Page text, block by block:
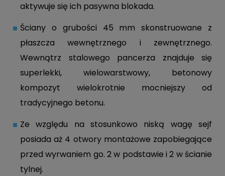
aktywuje się ich pasywna blokada.
Ściany o grubości 45 mm skonstruowane z
płaszcza wewnętrznego i zewnętrznego.
Wewnątrz stalowego pancerza znajduje się
superlekki, wielowarstwowy, betonowy
kompozyt wielokrotnie mocniejszy od
tradycyjnego betonu.
Ze względu na stosunkowo niską wagę sejf
posiada aż 4 otwory montażowe zapobiegające
przed wyrwaniem go. 2 w podstawie i 2 w ścianie
tylnej.